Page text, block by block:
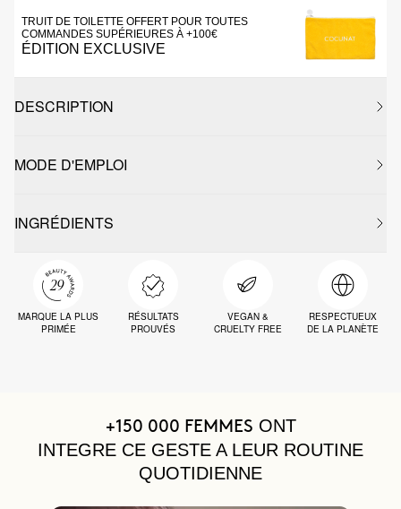
TRUIT DE TOILETTE OFFERT POUR TOUTES
COMMANDES SUPÉRIEURES À +100€
ÉDITION EXCLUSIVE
DESCRIPTION
MODE D'EMPLOI
INGRÉDIENTS
MARQUE LA PLUS
PRIMÉE
RÉSULTATS
PROUVÉS
VEGAN &
CRUELTY FREE
RESPECTUEUX
DE LA PLANÈTE
+150 000 FEMMES ONT
INTEGRE CE GESTE A LEUR ROUTINE
QUOTIDIENNE